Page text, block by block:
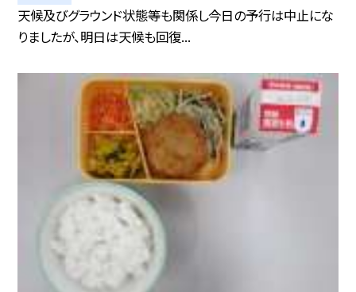
天候及びグラウンド状態等も関係し今日の予行は中止にな
りましたが、明日は天候も回復...